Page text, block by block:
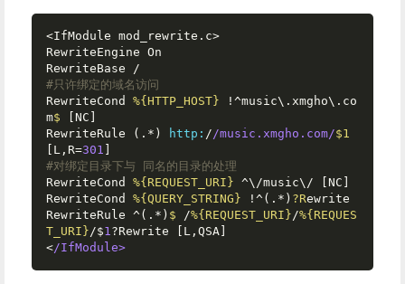
<IfModule mod_rewrite.c>
RewriteEngine On
#只许绑定的域名访问
RewriteCond %{HTTP_HOST} !^music\.xmgho\.co
m$
[NC]
RewriteRule (.*)
http: //music.xmgho.com/$1
[L,R=301
#对绑定目录下与 同名的目录的处理
RewriteCond %{REQUEST_URI} ^\/music\/ [NC]
RewriteCond %{QUERY_STRING} !^(.*) ?Rewrite
RewriteRule ^(.*) $ /%{REQUEST_URI}/%{REQUES
T_URI}/$1?Rewrite [L,QSA]
</IfModule>